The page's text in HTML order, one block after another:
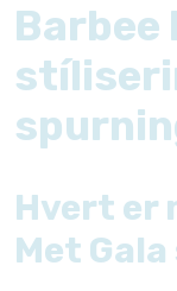
Barbee
Hvert er
Met